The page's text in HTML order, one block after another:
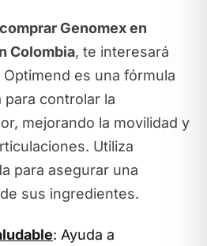
Genomex en
Colombia, te interesará
es una fórmula
para controlar la
mejorando la movilidad y
Utiliza
para asegurar una
sus ingredientes.
: Ayuda a